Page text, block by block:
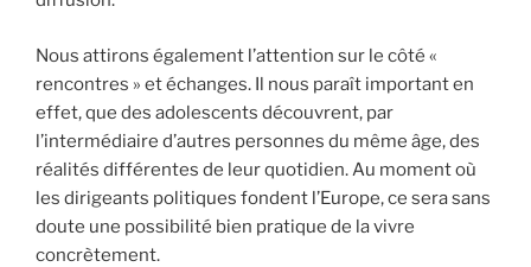
Nous attirons également l’attention sur le côté «
rencontres » et échanges. Il nous paraît important en
effet, que des adolescents découvrent, par
l’intermédiaire d’autres personnes du même âge, des
réalités différentes de leur quotidien. Au moment où
les dirigeants politiques fondent l’Europe, ce sera sans
doute une possibilité bien pratique de la vivre
concrètement.